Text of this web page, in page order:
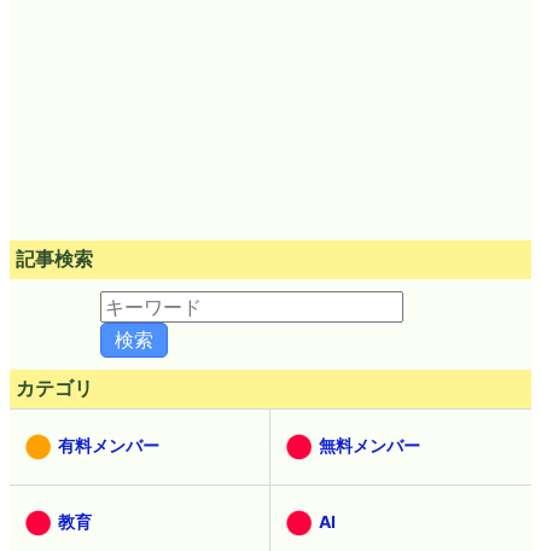
記事検索
カテゴリ
有料メンバー 無料メンバー
教育 AI